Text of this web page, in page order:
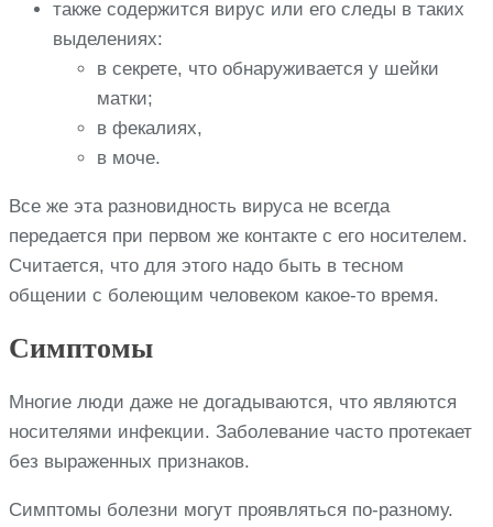
также содержится вирус или его следы в таких
выделениях:
в секрете, что обнаруживается у шейки
матки;
в фекалиях,
в моче.
Все же эта разновидность вируса не всегда
передается при первом же контакте с его носителем.
Считается, что для этого надо быть в тесном
общении с болеющим человеком какое-то время.
Симптомы
Многие люди даже не догадываются, что являются
носителями инфекции. Заболевание часто протекает
без выраженных признаков.
Симптомы болезни могут проявляться по-разному.